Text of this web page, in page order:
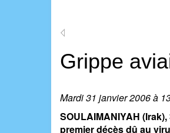
Grippe
Mardi 31 janvier 2006 à
SOULAIMANIYAH
premier décès dû au